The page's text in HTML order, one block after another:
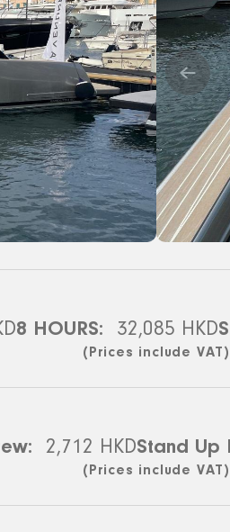
8 HOURS: 32,085 HKD
(Prices include VAT)
2,712 HKDStand Up
(Prices include VAT)